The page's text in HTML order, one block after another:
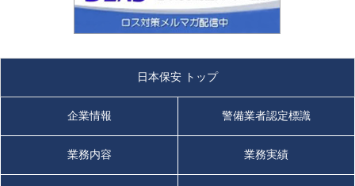
日本保安 トップ
企業情報 警備業者認定標識
業務内容 業務実績